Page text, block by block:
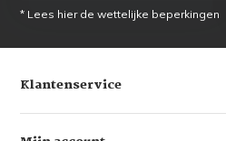
* Lees hier de wettelijke beperkingen
Klantenservice